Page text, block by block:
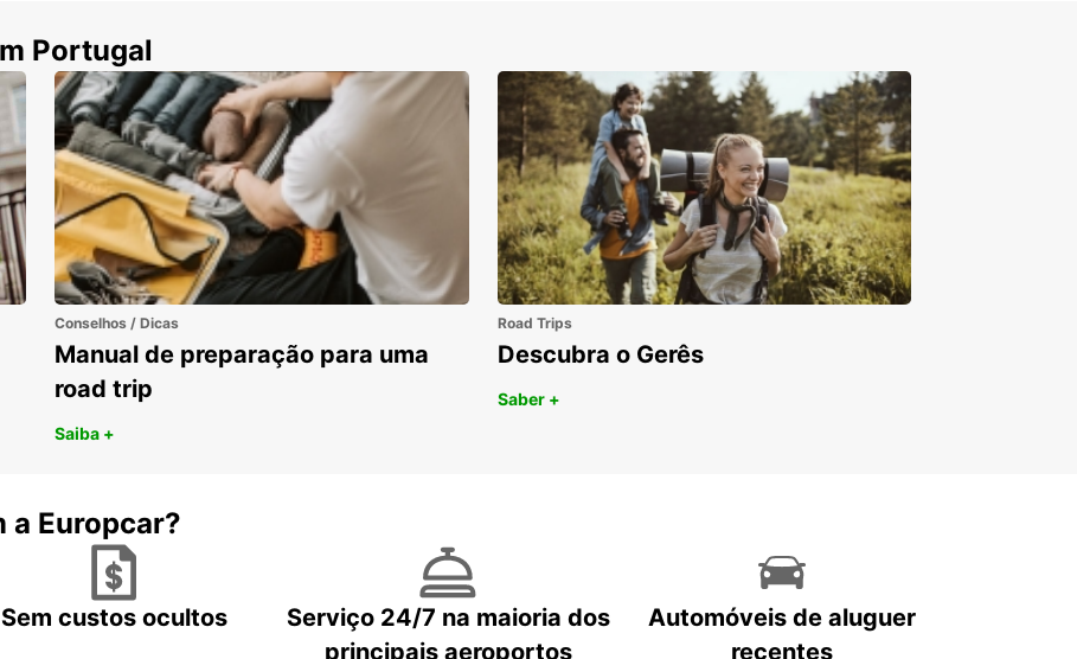
Portugal
Conselhos / Dicas
Manual de preparação para uma
road trip
Saiba +
Road Trips
Descubra o Gerês
Saber +
a Europcar?
Sem custos ocultos
Serviço 24/7 na maioria dos
principais aeroportos
Automóveis de aluguer
recentes